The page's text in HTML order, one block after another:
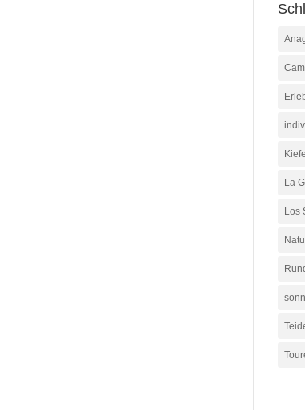
La
Los